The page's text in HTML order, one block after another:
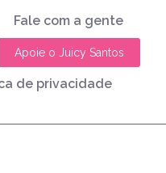
Fale com a gente
Apoie o Juicy Santos
de privacidade